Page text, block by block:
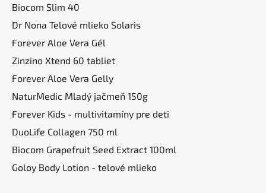
Biocom Slim 40
Dr Nona Telové mlieko Solaris
Forever Aloe Vera Gél
Zinzino Xtend 60 tabliet
Forever Aloe Vera Gelly
NaturMedic Mladý jačmeň 150g
Forever Kids - multivitamíny pre deti
DuoLife Collagen 750 ml
Biocom Grapefruit Seed Extract 100ml
Goloy Body Lotion - telové mlieko